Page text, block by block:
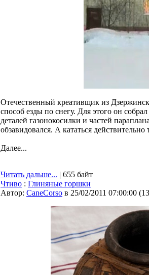
Отечественный креативщик из
способ езды по снегу. Для этого он
деталей газонокосилки и частей
обзавидовался. А кататься действительно
Далее...
Читать дальше... | 655 байт
Чтиво : Глиняные горшки
Автор: CaneCorso в 25/02/2011 07:00:00 (